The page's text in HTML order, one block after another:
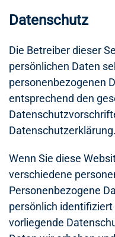
Datenschutz
Die Betreiber dieser
persönlichen Daten
personenbezogenen
entsprechend den
Datenschutzerklärung.
Wenn Sie diese
verschiedene
Personenbezogene
persönlich
vorliegende